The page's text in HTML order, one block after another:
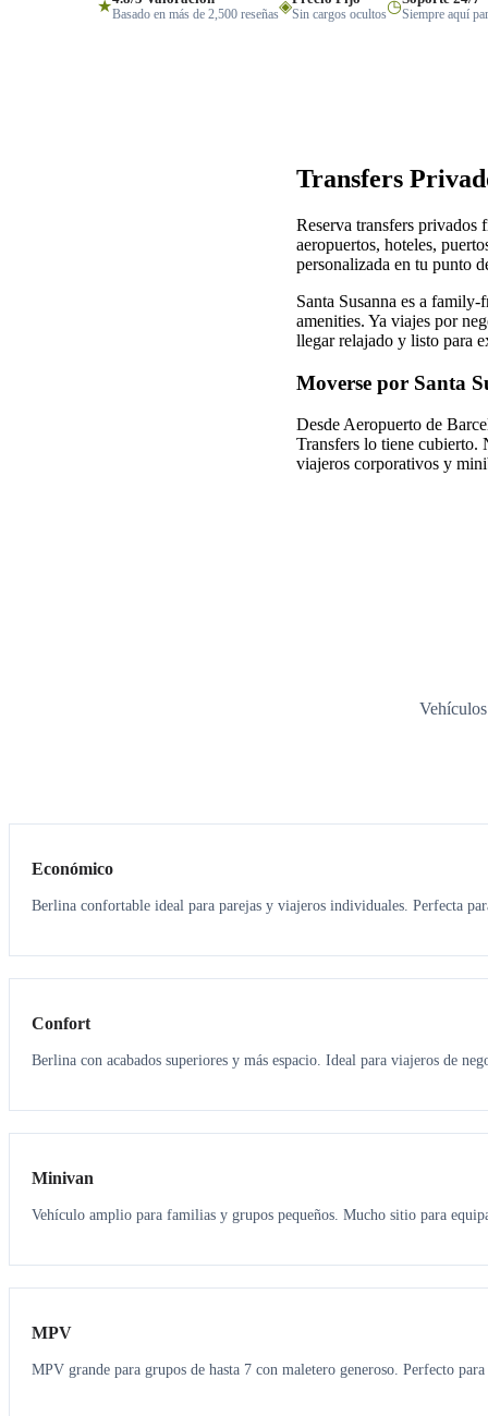
★Basado en más de 2,500 reseñas◈Sin cargos ocultos◷Siempre aquí
Transfers
Reserva transfers privados
aeropuertos, hoteles,
personalizada en tu punto
Santa Susanna es a
amenities. Ya viajes por
llegar relajado y listo para
Moverse por Santa
Desde Aeropuerto de
Transfers lo tiene cubierto.
viajeros corporativos y
Económico
Berlina confortable ideal para parejas y viajeros individuales. Perfecta
3 3
Confort
Berlina con acabados superiores y más espacio. Ideal para viajeros de
6 5
Minivan
Vehículo amplio para familias y grupos pequeños. Mucho sitio para
7 7
MPV
MPV grande para grupos de hasta 7 con maletero generoso. Perfecto para